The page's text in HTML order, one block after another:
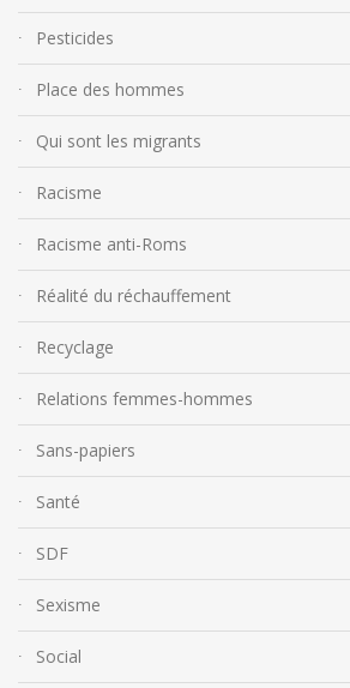
Pesticides
Place des hommes
Qui sont les migrants
Racisme
Racisme anti-Roms
Réalité du réchauffement
Recyclage
Relations femmes-hommes
Sans-papiers
Santé
SDF
Sexisme
Social